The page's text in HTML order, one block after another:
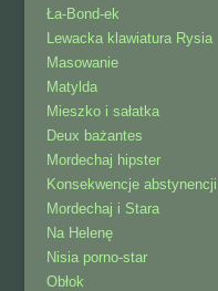
Ła-Bond-ek
Lewacka klawiatura Rysia
Masowanie
Matylda
Mieszko i sałatka
Deux bażantes
Mordechaj hipster
Konsekwencje abstynencji
Mordechaj i Stara
Na Helenę
Nisia porno-star
Obłok